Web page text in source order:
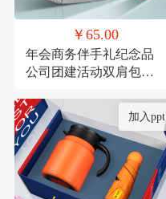
￥65.00
年会商务伴手礼纪念品
公司团建活动双肩包实
加入ppt